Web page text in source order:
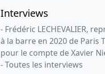
Interviews
- Frédéric LECHEVALIER,
à la barre en 2020 de Paris
pour le compte de Xavier
- Toutes les interviews